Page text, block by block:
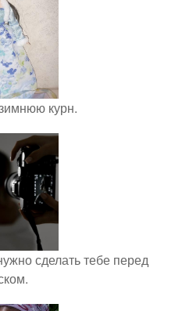
курн.
сделать тебе перед